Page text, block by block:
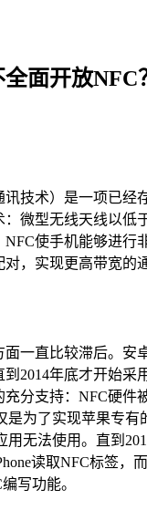
面开放NFC
讯技术）是一项已经
微型无线天线以低
使手机能够进行
对，实现更高带宽的
一直比较滞后。安
2014年底才开始采
分支持：NFC硬件
是为了实现苹果专有
用无法使用。直到
读取NFC标签，
写功能。